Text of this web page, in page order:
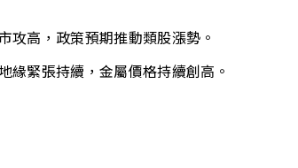
攻高，政策預期推動類股漲勢 。
緣緊張持續，金屬價格持續創高 。